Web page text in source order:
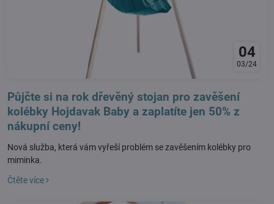
04
03/24
Půjčte si na rok dřevěný stojan pro zavěšení
kolébky Hojdavak Baby a zaplatíte jen 50% z
nákupní ceny!
Nová služba, která vám vyřeší problém se zavěšením kolébky pro
miminka.
Čtěte více